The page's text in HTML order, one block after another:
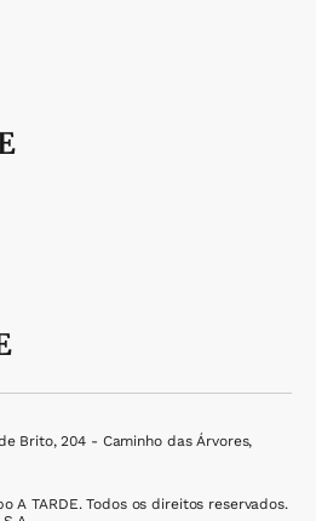
Brito, 204 - Caminho das Árvores,
A TARDE. Todos os direitos reservados.